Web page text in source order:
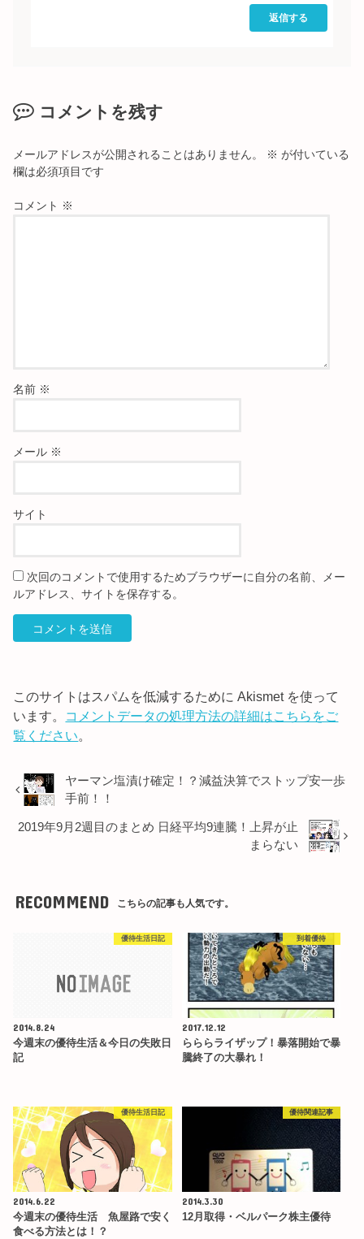
返信する
コメントを残す
メールアドレスが公開されることはありません。 ※ が付いている
欄は必須項目です
コメント ※
名前 ※
メール ※
サイト
次回のコメントで使用するためブラウザーに自分の名前、メー
ルアドレス、サイトを保存する。
このサイトはスパムを低減するために Akismet を使って
います。 コメントデータの処理方法の詳細はこちらをご
覧ください。
ヤーマン塩漬け確定！？減益決算でストップ安一歩
手前！！
2019年9月2週目のまとめ 日経平均9連騰！上昇が止
まらない
RECOMMEND こちらの記事も人気です。
優待生活日記
2014.8.24
今週末の優待生活＆今日の失敗日
記
到着優待
2017.12.12
らららライザップ！暴落開始で暴
騰終了の大暴れ！
優待生活日記
2014.6.22
今週末の優待生活 魚屋路で安く
食べる方法とは！？
優待関連記事
2014.3.30
12月取得・ベルパーク株主優待